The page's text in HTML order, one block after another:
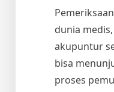
dunia
akupuntur
bisa
proses